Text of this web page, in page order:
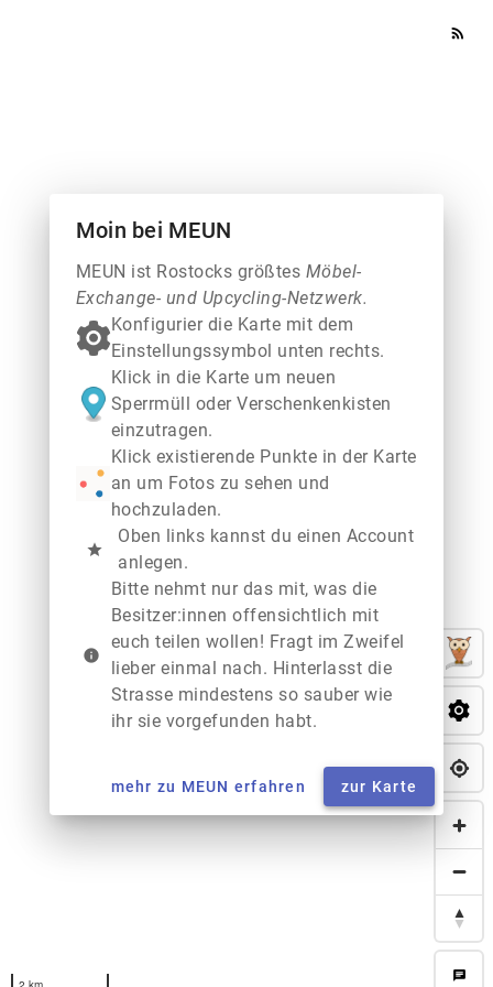
rss_feed
chat
Moin bei MEUN
MEUN ist Rostocks größtes Möbel-
Exchange- und Upcycling-Netzwerk.
Konfigurier die Karte mit dem
Einstellungssymbol unten rechts.
Klick in die Karte um neuen
Sperrmüll oder Verschenkenkisten
einzutragen.
Klick existierende Punkte in der Karte
an um Fotos zu sehen und
hochzuladen.
star
Oben links kannst du einen Account
anlegen.
info
Bitte nehmt nur das mit, was die
Besitzer:innen offensichtlich mit
euch teilen wollen! Fragt im Zweifel
lieber einmal nach. Hinterlasst die
Strasse mindestens so sauber wie
ihr sie vorgefunden habt.
mehr zu MEUN erfahren zur Karte